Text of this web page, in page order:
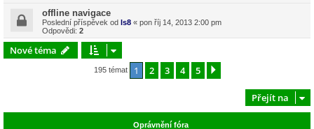
offline navigace
Poslední příspěvek od ls8 « pon říj 14, 2013 2:00 pm
Odpovědi: 2
Nové téma
195 témat 1 2 3 4 5
Přejít na
Oprávnění fóra